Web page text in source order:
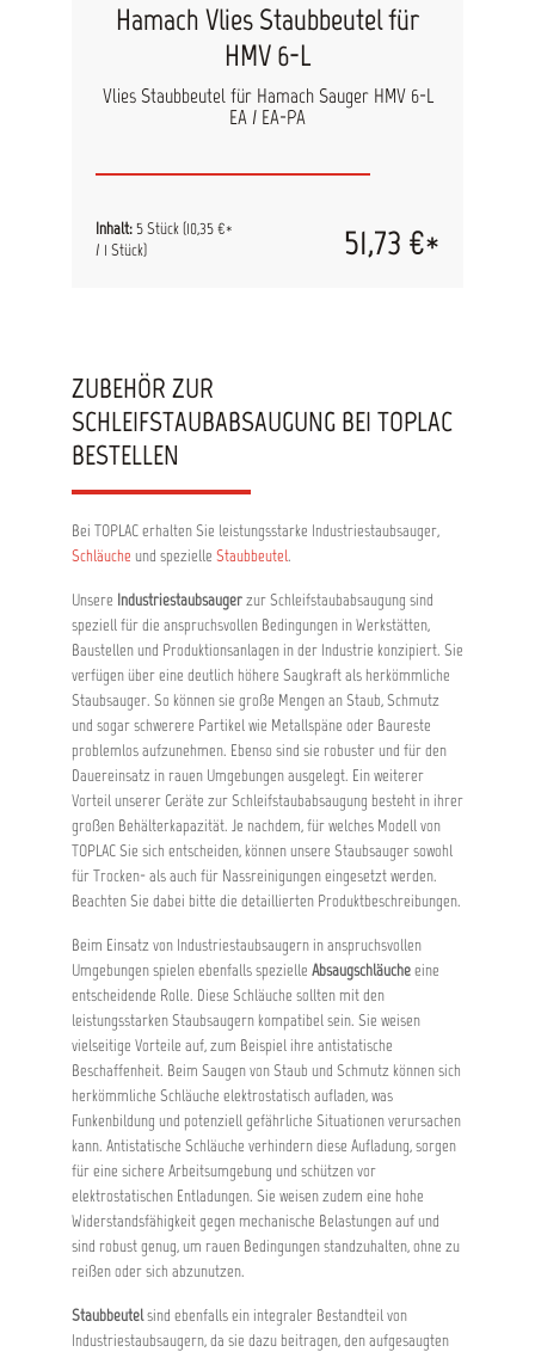
Hamach Vlies Staubbeutel für
HMV 6-L
Vlies Staubbeutel für Hamach Sauger HMV 6-L
EA / EA-PA
Inhalt:5 Stück(10,35 €*
/ 1 Stück)
51,73 €*
ZUBEHÖR ZUR
SCHLEIFSTAUBABSAUGUNG BEI TOPLAC
BESTELLEN
Bei TOPLAC erhalten Sie leistungsstarke Industriestaubsauger,
Schläuche und spezielle Staubbeutel.
Unsere Industriestaubsaugerzur Schleifstaubabsaugung sind
speziell für die anspruchsvollen Bedingungen in Werkstätten,
Baustellen und Produktionsanlagen in der Industrie konzipiert. Sie
verfügen über eine deutlich höhere Saugkraft als herkömmliche
Staubsauger. So können sie große Mengen an Staub, Schmutz
und sogar schwerere Partikel wie Metallspäne oder Baureste
problemlos aufzunehmen. Ebenso sind sie robuster und für den
Dauereinsatz in rauen Umgebungen ausgelegt. Ein weiterer
Vorteil unserer Geräte zur Schleifstaubabsaugung besteht in ihrer
großen Behälterkapazität. Je nachdem, für welches Modell von
TOPLAC Sie sich entscheiden, können unsere Staubsauger sowohl
für Trocken- als auch für Nassreinigungen eingesetzt werden.
Beachten Sie dabei bitte die detaillierten Produktbeschreibungen.
Beim Einsatz von Industriestaubsaugern in anspruchsvollen
Umgebungen spielen ebenfalls spezielle Absaugschläucheeine
entscheidende Rolle. Diese Schläuche sollten mit den
leistungsstarken Staubsaugern kompatibel sein. Sie weisen
vielseitige Vorteile auf, zum Beispiel ihre antistatische
Beschaffenheit. Beim Saugen von Staub und Schmutz können sich
herkömmliche Schläuche elektrostatisch aufladen, was
Funkenbildung und potenziell gefährliche Situationen verursachen
kann. Antistatische Schläuche verhindern diese Aufladung, sorgen
für eine sichere Arbeitsumgebung und schützen vor
elektrostatischen Entladungen. Sie weisen zudem eine hohe
Widerstandsfähigkeit gegen mechanische Belastungen auf und
sind robust genug, um rauen Bedingungen standzuhalten, ohne zu
reißen oder sich abzunutzen.
Staubbeutelsind ebenfalls ein integraler Bestandteil von
Industriestaubsaugern, da sie dazu beitragen, den aufgesaugten